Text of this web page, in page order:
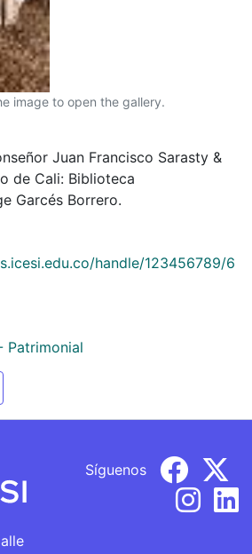
image to open the gallery.
Juan Francisco Sarasty &
de Cali: Biblioteca
Garcés Borrero.
handle/123456789/6
Patrimonial
Síguenos